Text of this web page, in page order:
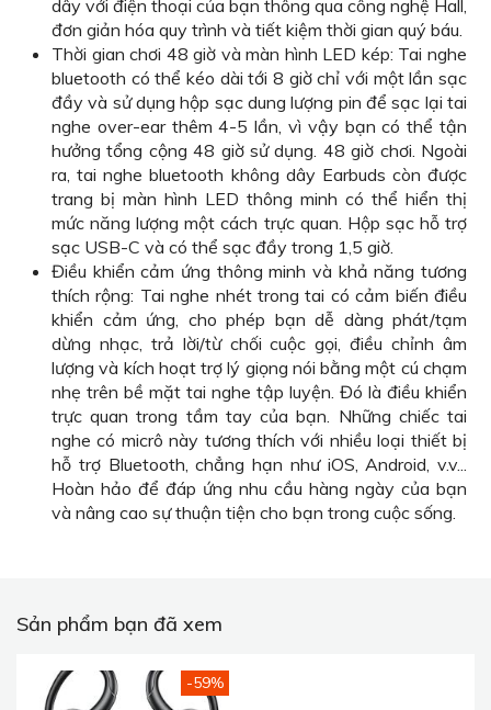
dây với điện thoại của bạn thông qua công nghệ Hall,
đơn giản hóa quy trình và tiết kiệm thời gian quý báu.
Thời gian chơi 48 giờ và màn hình LED kép: Tai nghe
bluetooth có thể kéo dài tới 8 giờ chỉ với một lần sạc
đầy và sử dụng hộp sạc dung lượng pin để sạc lại tai
nghe over-ear thêm 4-5 lần, vì vậy bạn có thể tận
hưởng tổng cộng 48 giờ sử dụng. 48 giờ chơi. Ngoài
ra, tai nghe bluetooth không dây Earbuds còn được
trang bị màn hình LED thông minh có thể hiển thị
mức năng lượng một cách trực quan. Hộp sạc hỗ trợ
sạc USB-C và có thể sạc đầy trong 1,5 giờ.
Điều khiển cảm ứng thông minh và khả năng tương
thích rộng: Tai nghe nhét trong tai có cảm biến điều
khiển cảm ứng, cho phép bạn dễ dàng phát/tạm
dừng nhạc, trả lời/từ chối cuộc gọi, điều chỉnh âm
lượng và kích hoạt trợ lý giọng nói bằng một cú chạm
nhẹ trên bề mặt tai nghe tập luyện. Đó là điều khiển
trực quan trong tầm tay của bạn. Những chiếc tai
nghe có micrô này tương thích với nhiều loại thiết bị
hỗ trợ Bluetooth, chẳng hạn như iOS, Android, v.v...
Hoàn hảo để đáp ứng nhu cầu hàng ngày của bạn
và nâng cao sự thuận tiện cho bạn trong cuộc sống.
Sản phẩm bạn đã xem
-59%